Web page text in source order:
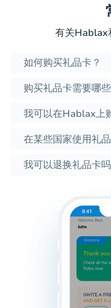
有关Hablax
如何购买礼品卡？
购买礼品卡需要哪
我可以在Hablax上
在某些国家使用礼
我可以退换礼品卡